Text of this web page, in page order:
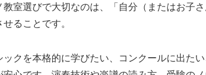
教室選びで大切なのは、「自分（またはお子
せることです。
ックを本格的に学びたい、コンクールに出た